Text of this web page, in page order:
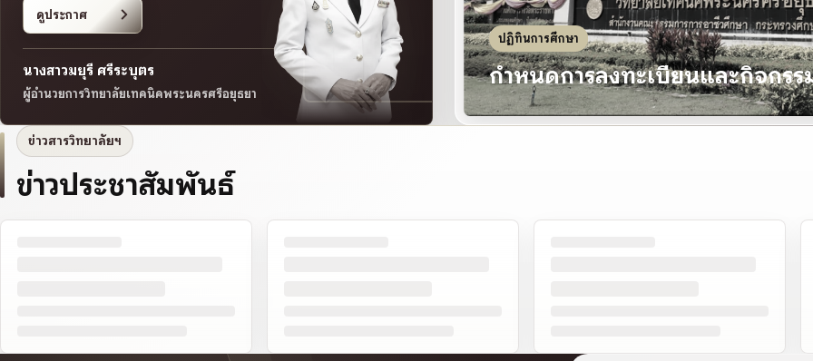
ดูประกาศ
นางสาวมยุรี ศรีระบุตร
ผู้อำนวยการวิทยาลัยเทคนิคพระนครศรีอยุธยา
รนักเรียน นักศึกษา ประจำปีการศึกษา 2569
ปฏิทินการศึกษา
กำหนดการลงทะเบียนและกิจกร
ข่าวสารวิทยาลัยฯ
ข่าวประชาสัมพันธ์